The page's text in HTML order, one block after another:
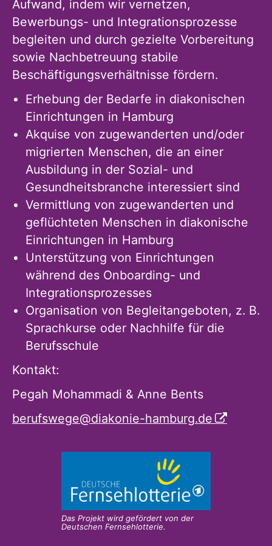
Aufwand, indem wir vernetzen,
Bewerbungs- und Integrationsprozesse
begleiten und durch gezielte Vorbereitung
sowie Nachbetreuung stabile
Beschäftigungsverhältnisse fördern.
Erhebung der Bedarfe in diakonischen
Einrichtungen in Hamburg
Akquise von zugewanderten und/oder
migrierten Menschen, die an einer
Ausbildung in der Sozial- und
Gesundheitsbranche interessiert sind
Vermittlung von zugewanderten und
geflüchteten Menschen in diakonische
Einrichtungen in Hamburg
Unterstützung von Einrichtungen
während des Onboarding- und
Integrationsprozesses
Organisation von Begleitangeboten, z. B.
Sprachkurse oder Nachhilfe für die
Berufsschule
Kontakt:
Pegah Mohammadi & Anne Bents
berufswege@diakonie-hamburg.de
Das Projekt wird gefördert von der
Deutschen Fernsehlotterie.